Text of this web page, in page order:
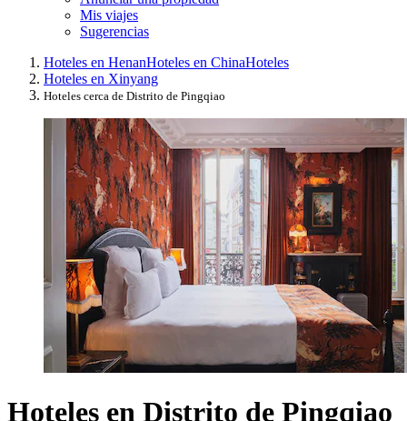
Mis viajes
Sugerencias
Hoteles en HenanHoteles en ChinaHoteles
Hoteles en Xinyang
Hoteles cerca de Distrito de Pingqiao
Hoteles en Distrito de Pingqiao